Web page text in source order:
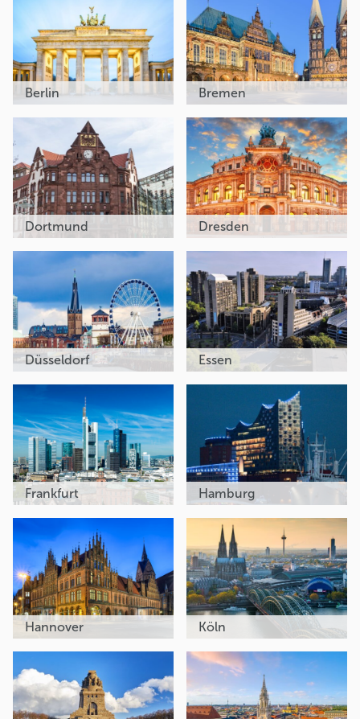
Berlin Bremen
Dortmund Dresden
Düsseldorf Essen
Frankfurt Hamburg
Hannover Köln